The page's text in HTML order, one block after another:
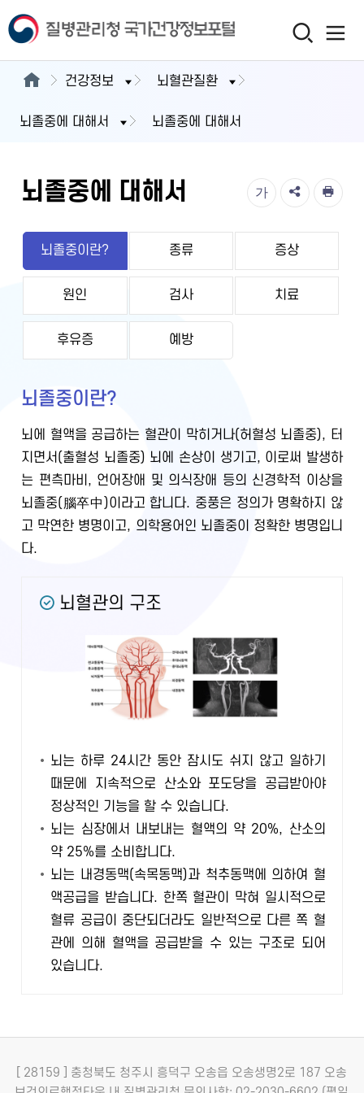
건강정보 뇌혈관질환
뇌졸중에 대해서 뇌졸중에 대해서
뇌졸중에 대해서 가
뇌졸중이란? 종류 증상
원인 검사 치료
후유증 예방
뇌졸중이란?
뇌에 혈액을 공급하는 혈관이 막히거나(허혈성 뇌졸중), 터
지면서(출혈성 뇌졸중) 뇌에 손상이 생기고, 이로써 발생하
는 편측마비, 언어장애 및 의식장애 등의 신경학적 이상을
뇌졸중(腦卒中)이라고 합니다. 중풍은 정의가 명확하지 않
고 막연한 병명이고, 의학용어인 뇌졸중이 정확한 병명입니
다.
뇌혈관의 구조
뇌는 하루 24시간 동안 잠시도 쉬지 않고 일하기
때문에 지속적으로 산소와 포도당을 공급받아야
정상적인 기능을 할 수 있습니다.
뇌는 심장에서 내보내는 혈액의 약 20%, 산소의
약 25%를 소비합니다.
뇌는 내경동맥(속목동맥)과 척추동맥에 의하여 혈
액공급을 받습니다. 한쪽 혈관이 막혀 일시적으로
혈류 공급이 중단되더라도 일반적으로 다른 쪽 혈
관에 의해 혈액을 공급받을 수 있는 구조로 되어
있습니다.
[ 28159 ] 충청북도 청주시 흥덕구 오송읍 오송생명2로 187 오송